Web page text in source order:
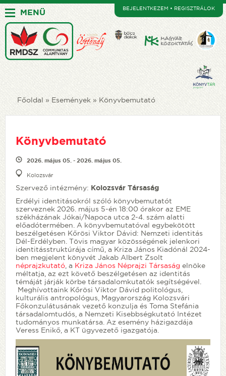
MENÜ BEJELENTKEZEM • REGISZTRÁLOK
Főoldal Események Könyvbemutató
Könyvbemutató
2026. május 05. - 2026. május 05.
Kolozsvár
Szervező intézmény: Kolozsvár Társaság
Erdélyi identitásokról szóló könyvbemutatót
szerveznek 2026. május 5-én 18:00 órakor az EME
székházának Jókai/Napoca utca 2-4. szám alatti
előadótermében. A könyvbemutatóval egybekötött
beszélgetésen Kőrösi Viktor Dávid: Nemzeti identitás
Dél-Erdélyben. Tövis magyar közösségének jelenkori
identitásstruktúrája című, a Kriza János Kiadónál 2024-
ben megjelent könyvét Jakab Albert Zsolt
néprajzkutató , a Kriza János Néprajzi Társaság elnöke
méltatja, az ezt követő beszélgetésen az identitás
témáját járják körbe társadalomkutatók segítségével.
Meghívottaink Kőrösi Viktor Dávid politológus,
kulturális antropológus, Magyarország Kolozsvári
Főkonzulátusának vezető konzulja és Toma Stefánia
társadalomtudós, a Nemzeti Kisebbségkutató Intézet
tudományos munkatársa. Az esemény házigazdája
Veress Enikő, a KT ügyvezető igazgatója.